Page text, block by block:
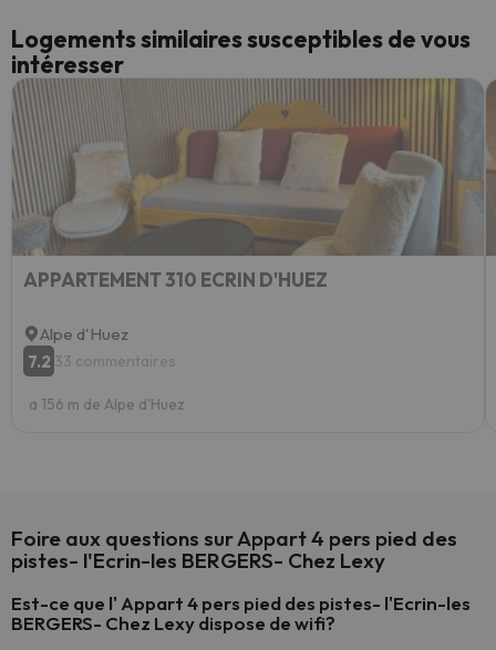
Logements similaires susceptibles de vous
intéresser
APPARTEMENT 310 ECRIN D'HUEZ
Alpe d'Huez
7.2 33 commentaires
a 156 m de Alpe d'Huez
Foire aux questions sur Appart 4 pers pied des
pistes- l'Ecrin-les BERGERS- Chez Lexy
Est-ce que l' Appart 4 pers pied des pistes- l'Ecrin-les
BERGERS- Chez Lexy dispose de wifi?